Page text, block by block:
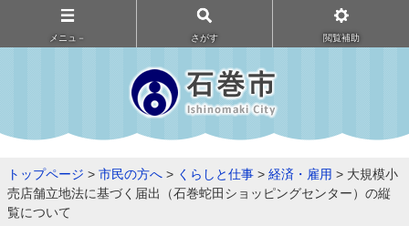
メニュ－ さがす 閲覧補助
トップページ > 市民の方へ > くらしと仕事 > 経済・雇用 > 大規模小
売店舗立地法に基づく届出（石巻蛇田ショッピングセンター）の縦
覧について